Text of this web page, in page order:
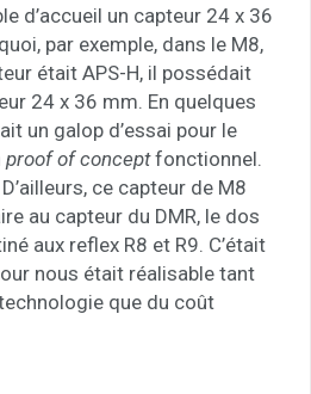
d’accueil un capteur 24 x 36
par exemple, dans le M8,
était APS-H, il possédait
24 x 36 mm. En quelques
un galop d’essai pour le
proof of conceptfonctionnel.
ce capteur de M8
au capteur du DMR, le dos
aux reflex R8 et R9. C’était
nous était réalisable tant
que du coût